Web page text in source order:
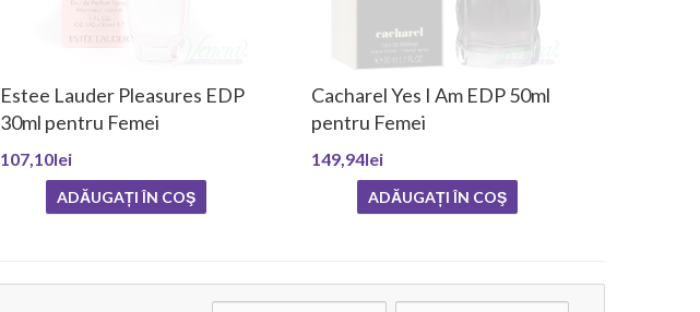
Estee Lauder Pleasures EDP
30ml pentru Femei
107,10lei
ADĂUGAȚI ÎN COŞ
Cacharel Yes I Am EDP 50ml
pentru Femei
149,94lei
ADĂUGAȚI ÎN COŞ